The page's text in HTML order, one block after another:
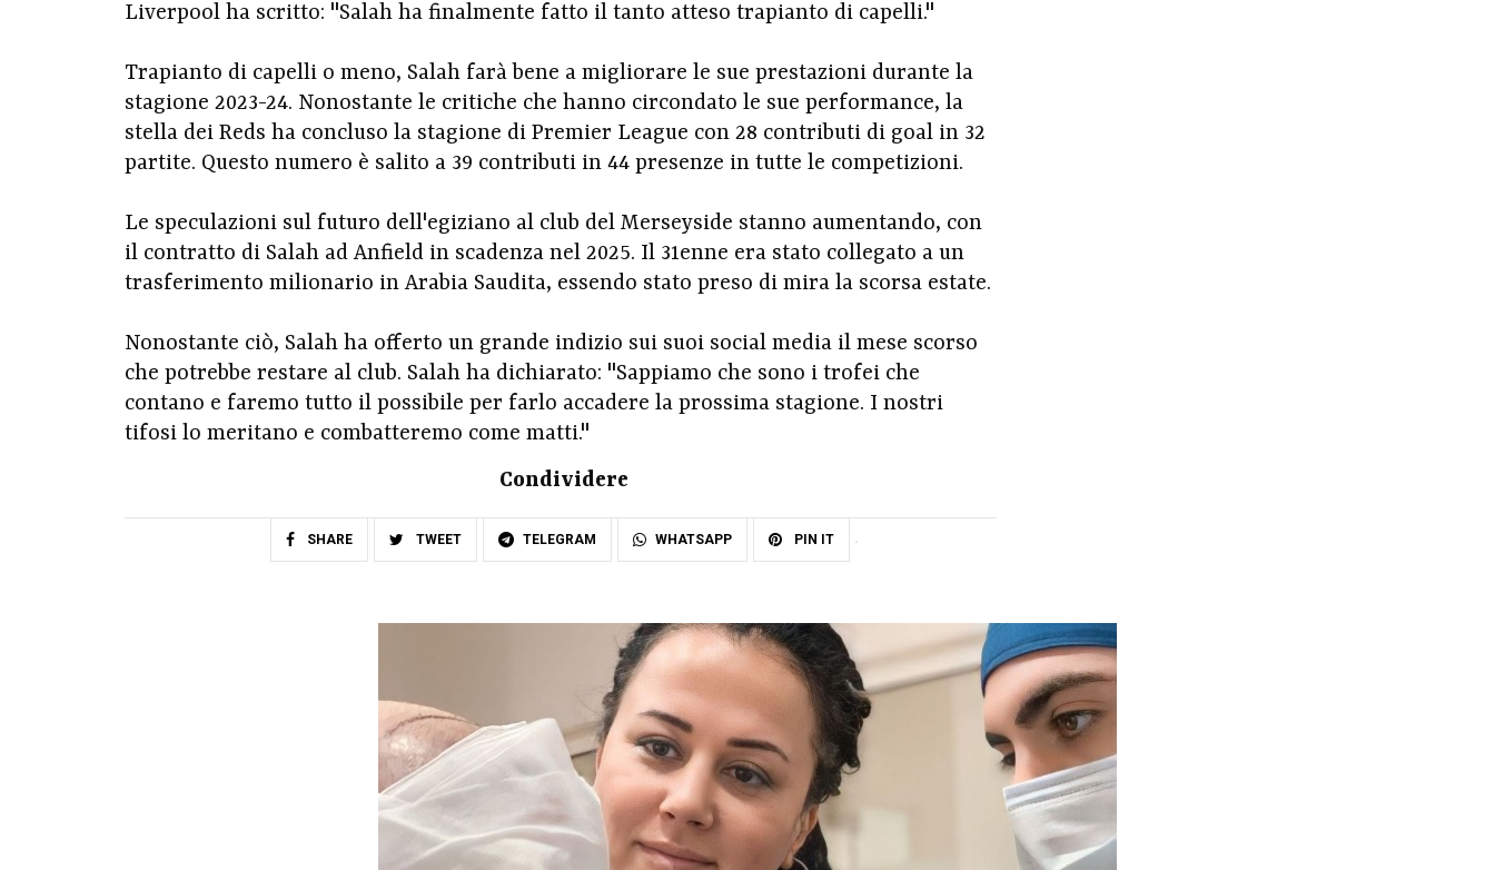
Liverpool ha scritto: "Salah ha finalmente fatto il tanto atteso trapianto di capelli."
Trapianto di capelli o meno, Salah farà bene a migliorare le sue prestazioni durante la
stagione 2023-24. Nonostante le critiche che hanno circondato le sue performance, la
stella dei Reds ha concluso la stagione di Premier League con 28 contributi di goal in 32
partite. Questo numero è salito a 39 contributi in 44 presenze in tutte le competizioni.
Le speculazioni sul futuro dell'egiziano al club del Merseyside stanno aumentando, con
il contratto di Salah ad Anfield in scadenza nel 2025. Il 31enne era stato collegato a un
trasferimento milionario in Arabia Saudita, essendo stato preso di mira la scorsa estate.
Nonostante ciò, Salah ha offerto un grande indizio sui suoi social media il mese scorso
che potrebbe restare al club. Salah ha dichiarato: "Sappiamo che sono i trofei che
contano e faremo tutto il possibile per farlo accadere la prossima stagione. I nostri
tifosi lo meritano e combatteremo come matti."
Condividere
SHARE TWEET TELEGRAM WHATSAPP PIN IT